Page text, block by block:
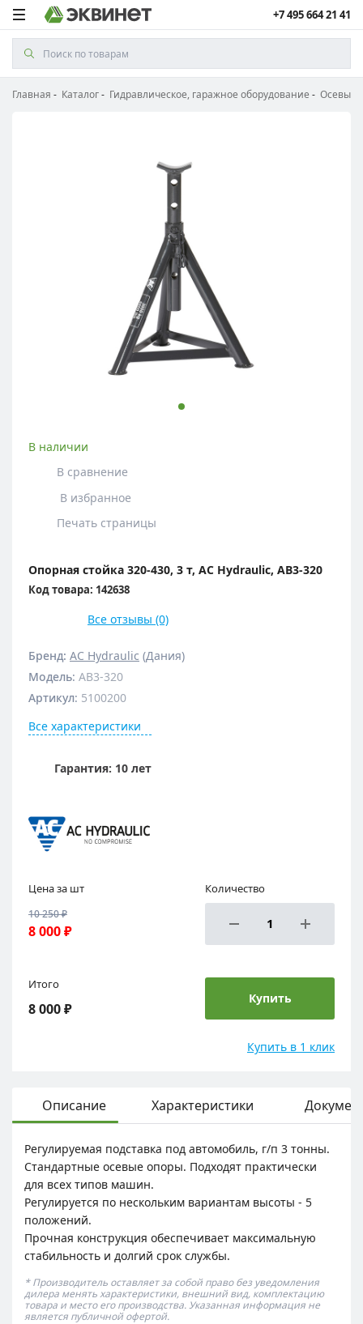
+7 495 664 21 41
Главная Каталог Гидравлическое, гаражное оборудование Осевые
В наличии
В сравнение
В избранное
Печать страницы
Опорная стойка 320-430, 3 т, AC Hydraulic, AB3-320
Код товара: 142638
Все отзывы (0)
Бренд: AC Hydraulic (Дания)
Модель: AB3-320
Артикул: 5100200
Все характеристики
Гарантия: 10 лет
Цена за шт
10 250 ₽
8 000 ₽
Количество
Итого
8 000 ₽
Купить
Купить в 1 клик
Описание Характеристики
Регулируемая подставка под автомобиль, г/п 3 тонны.
Стандартные осевые опоры. Подходят практически
для всех типов машин.
Регулируется по нескольким вариантам высоты - 5
положений.
Прочная конструкция обеспечивает максимальную
стабильность и долгий срок службы.
* Производитель оставляет за собой право без уведомления
дилера менять характеристики, внешний вид, комплектацию
товара и место его производства. Указанная информация не
является публичной офертой.